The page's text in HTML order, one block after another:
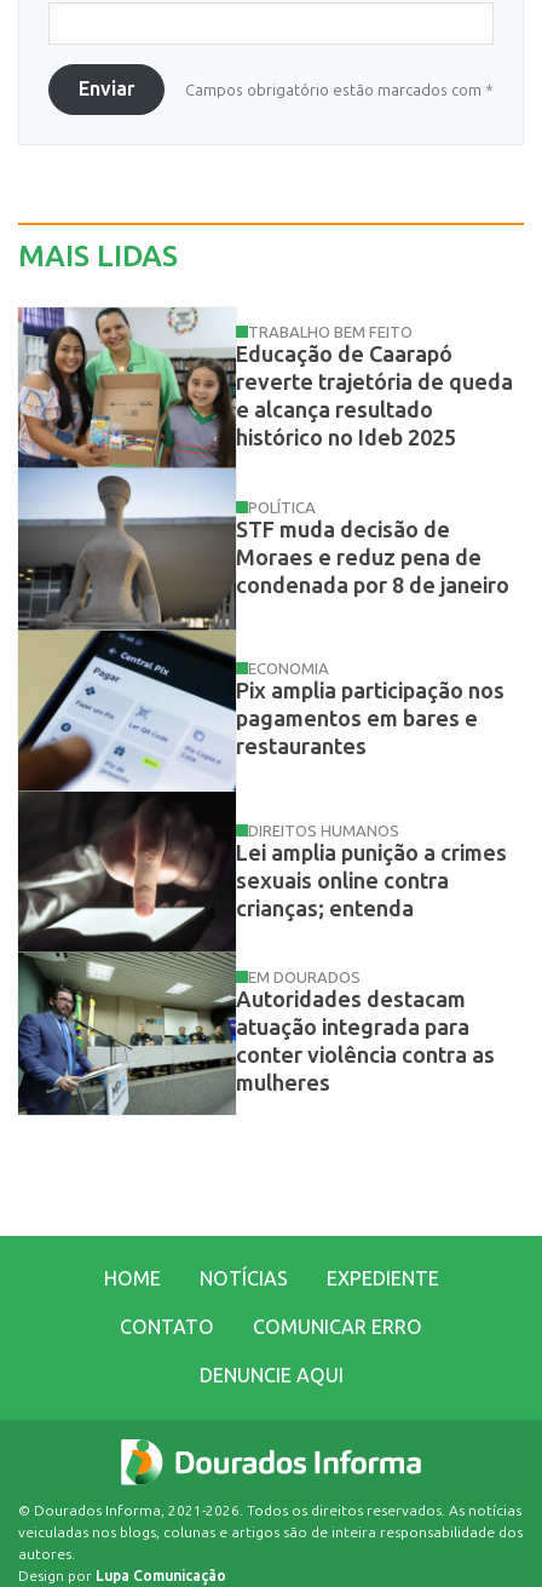
Enviar Campos obrigatório estão marcados com *
MAIS LIDAS
TRABALHO BEM FEITO
Educação de Caarapó
reverte trajetória de queda
e alcança resultado
histórico no Ideb 2025
POLÍTICA
STF muda decisão de
Moraes e reduz pena de
condenada por 8 de janeiro
ECONOMIA
Pix amplia participação nos
pagamentos em bares e
restaurantes
DIREITOS HUMANOS
Lei amplia punição a crimes
sexuais online contra
crianças; entenda
EM DOURADOS
Autoridades destacam
atuação integrada para
conter violência contra as
mulheres
HOME NOTÍCIAS EXPEDIENTE
CONTATO COMUNICAR ERRO
DENUNCIE AQUI
© Dourados Informa, 2021-2026. Todos os direitos reservados. As notícias
veiculadas nos blogs, colunas e artigos são de inteira responsabilidade dos
autores.
Design por Lupa Comunicação